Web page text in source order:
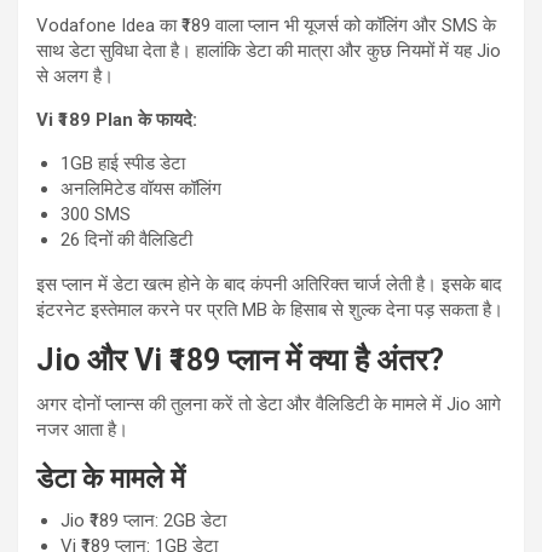
Vodafone Idea का ₹189 वाला प्लान भी यूजर्स को कॉलिंग और SMS के
साथ डेटा सुविधा देता है। हालांकि डेटा की मात्रा और कुछ नियमों में यह Jio
से अलग है।
Vi ₹189 Plan के फायदे:
1GB हाई स्पीड डेटा
अनलिमिटेड वॉयस कॉलिंग
300 SMS
26 दिनों की वैलिडिटी
इस प्लान में डेटा खत्म होने के बाद कंपनी अतिरिक्त चार्ज लेती है। इसके बाद
इंटरनेट इस्तेमाल करने पर प्रति MB के हिसाब से शुल्क देना पड़ सकता है।
Jio और Vi ₹189 प्लान में क्या है अंतर?
अगर दोनों प्लान्स की तुलना करें तो डेटा और वैलिडिटी के मामले में Jio आगे
नजर आता है।
डेटा के मामले में
Jio ₹189 प्लान: 2GB डेटा
Vi ₹189 प्लान: 1GB डेटा